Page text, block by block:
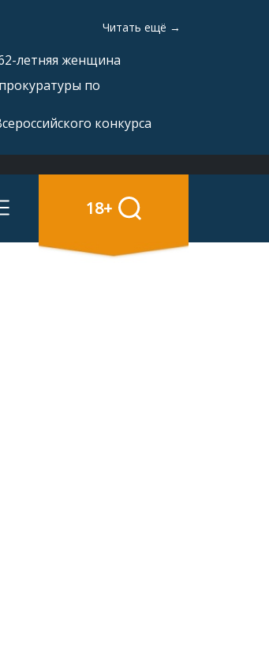
Читать ещё →
летняя женщина
по
конкурса
18+